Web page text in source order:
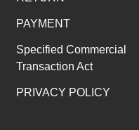
PAYMENT
Specified Commercial
Transaction Act
PRIVACY POLICY